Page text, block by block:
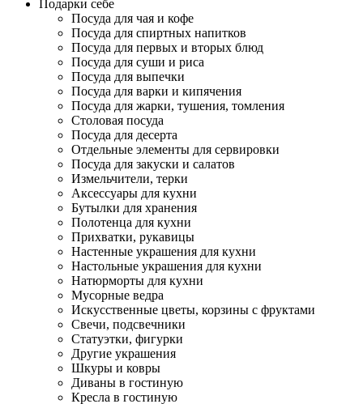
Подарки себе
Посуда для чая и кофе
Посуда для спиртных напитков
Посуда для первых и вторых блюд
Посуда для суши и риса
Посуда для выпечки
Посуда для варки и кипячения
Посуда для жарки, тушения, томления
Столовая посуда
Посуда для десерта
Отдельные элементы для сервировки
Посуда для закуски и салатов
Измельчители, терки
Аксессуары для кухни
Бутылки для хранения
Полотенца для кухни
Прихватки, рукавицы
Настенные украшения для кухни
Настольные украшения для кухни
Натюрморты для кухни
Мусорные ведра
Искусственные цветы, корзины с фруктами
Свечи, подсвечники
Статуэтки, фигурки
Другие украшения
Шкуры и ковры
Диваны в гостиную
Кресла в гостиную